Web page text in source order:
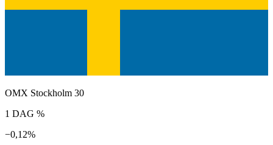
OMX Stockholm 30
1 DAG %
−0,12%